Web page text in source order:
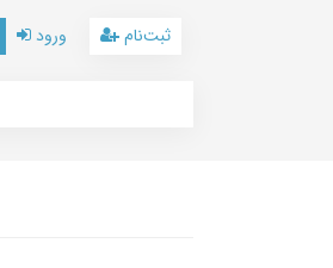
ورود ثبت‌نام